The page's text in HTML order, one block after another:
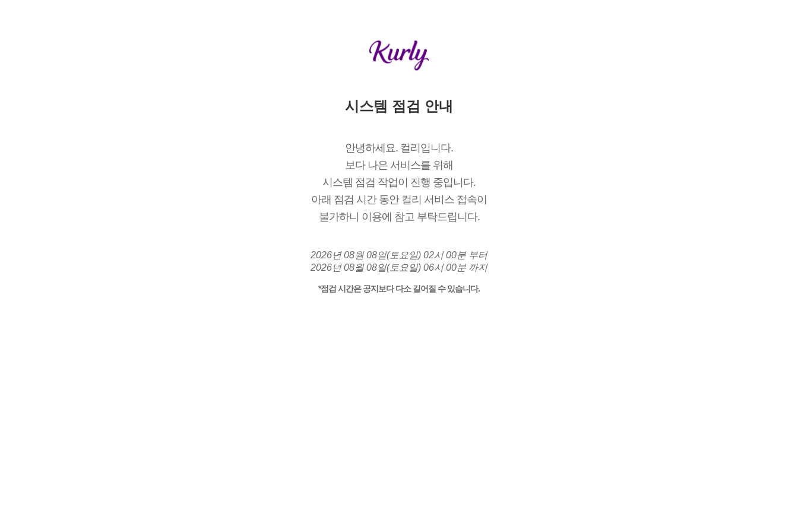
시스템 점검 안내
안녕하세요. 컬리입니다.
보다 나은 서비스를 위해
시스템 점검 작업이 진행 중입니다.
아래 점검 시간 동안 컬리 서비스 접속이
불가하니 이용에 참고 부탁드립니다.
2026년 08월 08일(토요일) 02시 00분 부터
2026년 08월 08일(토요일) 06시 00분 까지
*점검 시간은 공지보다 다소 길어질 수 있습니다.